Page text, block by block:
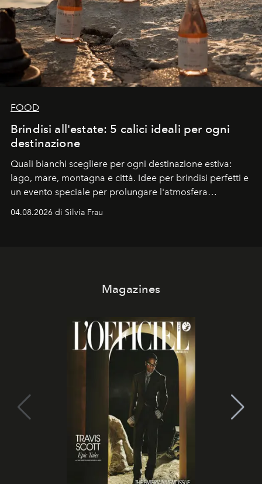
FOOD
Brindisi all'estate: 5 calici ideali per ogni
destinazione
Quali bianchi scegliere per ogni destinazione estiva:
lago, mare, montagna e città. Idee per brindisi perfetti e
un evento speciale per prolungare l'atmosfera
04.08.2026 di Silvia Frau
Magazines